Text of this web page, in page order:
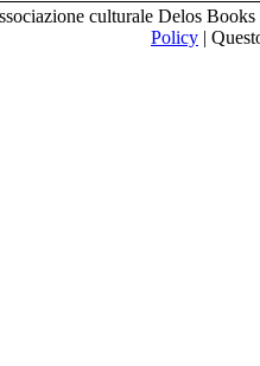
culturale Delos
Policy |